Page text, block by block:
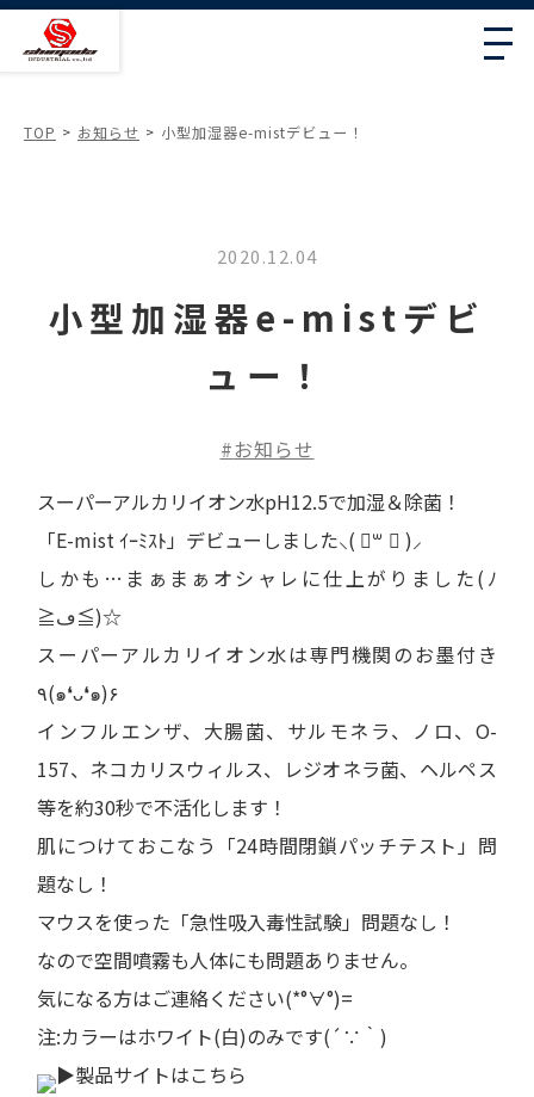
TOP お知らせ 小型加湿器e-mistデビュー！
2020.12.04
小型加湿器e-mistデビ
ュー！
お知らせ
スーパーアルカリイオン水pH12.5で加湿＆除菌！
「E-mist ｲｰﾐｽﾄ」デビューしました⸜( ॑꒳ ॑ )⸝
しかも…まぁまぁオシャレに仕上がりました(ﾉ
≧ڡ≦)☆
スーパーアルカリイオン水は専門機関のお墨付き
٩(๑❛ᴗ❛๑)۶
インフルエンザ、大腸菌、サルモネラ、ノロ、O-
157、ネコカリスウィルス、レジオネラ菌、ヘルペス
等を約30秒で不活化します！
肌につけておこなう「24時間閉鎖パッチテスト」問
題なし！
マウスを使った「急性吸入毒性試験」問題なし！
なので空間噴霧も人体にも問題ありません。
気になる方はご連絡ください(*°∀°)=
注:カラーはホワイト(白)のみです(´∵｀)
製品サイトはこちら